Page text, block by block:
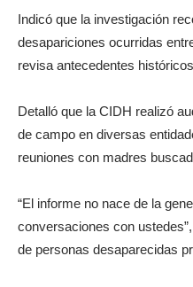
Indicó que la investigación
desapariciones ocurridas
revisa antecedentes
Detalló que la CIDH realizó
de campo en diversas
reuniones con madres
“El informe no nace de la
conversaciones con
de personas desaparecidas